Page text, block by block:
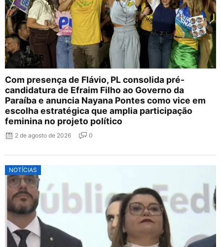
Com presença de Flávio, PL consolida pré-
candidatura de Efraim Filho ao Governo da
Paraíba e anuncia Nayana Pontes como vice em
escolha estratégica que amplia participação
feminina no projeto político
2 de agosto de 2026 0
NOTÍCIAS